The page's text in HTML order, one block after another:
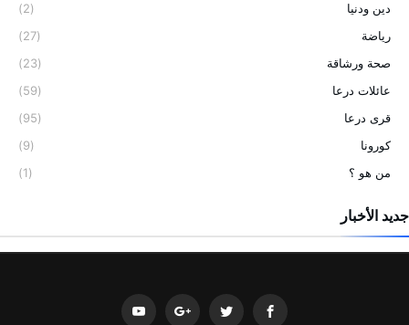
دين ودنيا
(2)
رياضة
(27)
صحة ورشاقة
(23)
عائلات درعا
(59)
قرى درعا
(95)
كورونا
(9)
من هو ؟
(1)
جديد الأخبار